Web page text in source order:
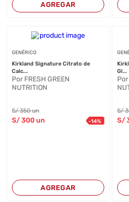
AGREGAR
GENÉRICO
Kirkland Signature Citrato de
Calc...
Por FRESH GREEN
NUTRITION
S/350 un
S/300 un -14%
AGREGAR
Gl...
Por
S/
S/